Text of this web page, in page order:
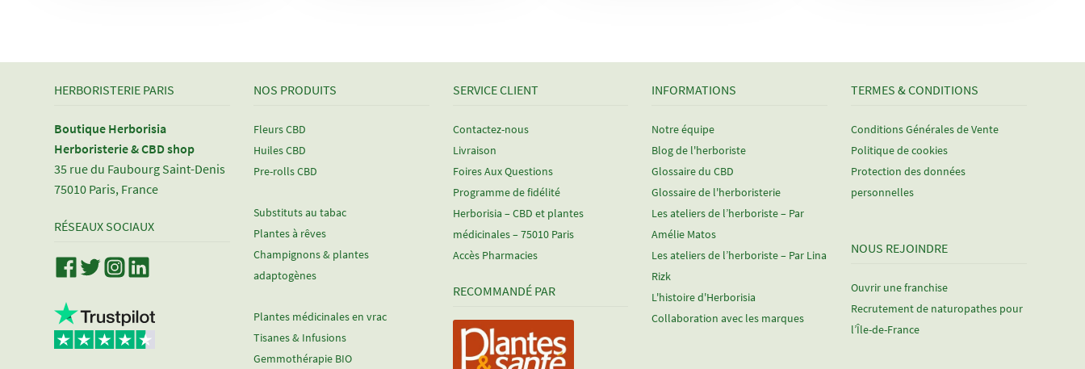
HERBORISTERIE PARIS
Boutique Herborisia
Herboristerie & CBD shop
35 rue du Faubourg Saint-Denis
75010 Paris, France
RÉSEAUX SOCIAUX
NOS PRODUITS
Fleurs CBD
Huiles CBD
Pre-rolls CBD
Substituts au tabac
Plantes à rêves
Champignons & plantes
adaptogènes
Plantes médicinales en vrac
Tisanes & Infusions
Gemmothérapie BIO
SERVICE CLIENT
Contactez-nous
Livraison
Foires Aux Questions
Programme de fidélité
Herborisia – CBD et plantes
médicinales – 75010 Paris
Accès Pharmacies
RECOMMANDÉ PAR
INFORMATIONS
Notre équipe
Blog de l'herboriste
Glossaire du CBD
Glossaire de l'herboristerie
Les ateliers de l’herboriste – Par
Amélie Matos
Les ateliers de l’herboriste – Par Lina
Rizk
L'histoire d'Herborisia
Collaboration avec les marques
TERMES & CONDITIONS
Conditions Générales de Vente
Politique de cookies
Protection des données
personnelles
NOUS REJOINDRE
Ouvrir une franchise
Recrutement de naturopathes pour
l’Île-de-France